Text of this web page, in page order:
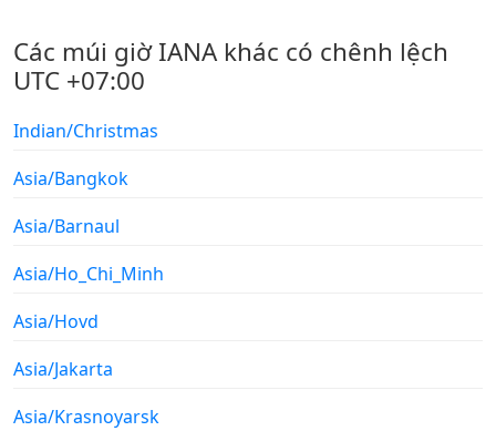
Các múi giờ IANA khác có chênh lệch
UTC +07:00
Indian/Christmas
Asia/Bangkok
Asia/Barnaul
Asia/Ho_Chi_Minh
Asia/Hovd
Asia/Jakarta
Asia/Krasnoyarsk